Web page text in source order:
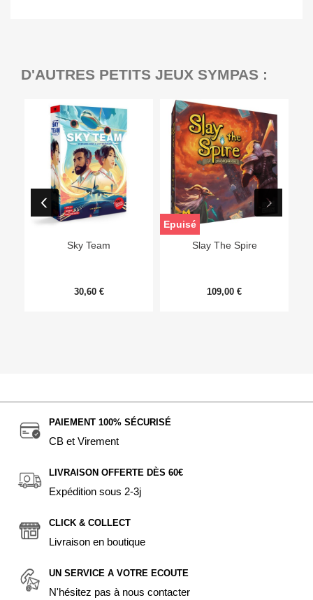
D'AUTRES PETITS JEUX SYMPAS :
Sky Team
30,60 €
Slay The Spire
109,00 €
Epuisé
PAIEMENT 100% SÉCURISÉ
CB et Virement
LIVRAISON OFFERTE DÈS 60€
Expédition sous 2-3j
CLICK & COLLECT
Livraison en boutique
UN SERVICE A VOTRE ECOUTE
N'hésitez pas à nous contacter